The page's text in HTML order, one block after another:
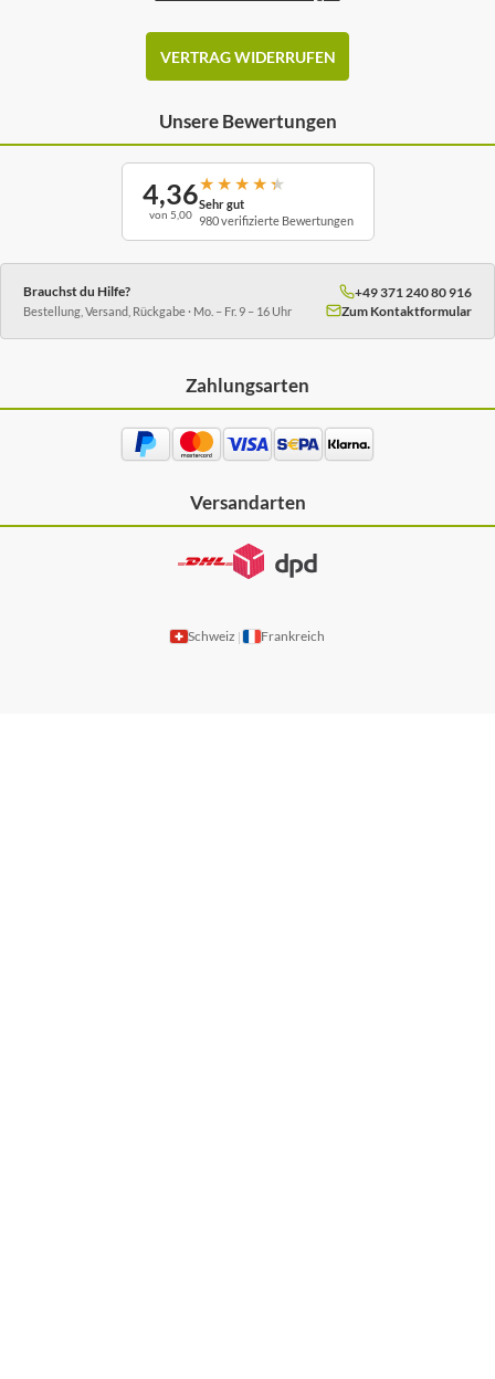
VERTRAG WIDERRUFEN
Unsere Bewertungen
4,36
von 5,00
★ ★ ★ ★ ★
Sehr gut
980 verifizierte Bewertungen
Brauchst du Hilfe?
Bestellung, Versand, Rückgabe · Mo. – Fr. 9 – 16 Uhr
+49 371 240 80 916
Zum Kontaktformular
Zahlungsarten
Versandarten
Schweiz | Frankreich